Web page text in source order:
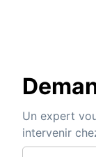
Un expert
intervenir